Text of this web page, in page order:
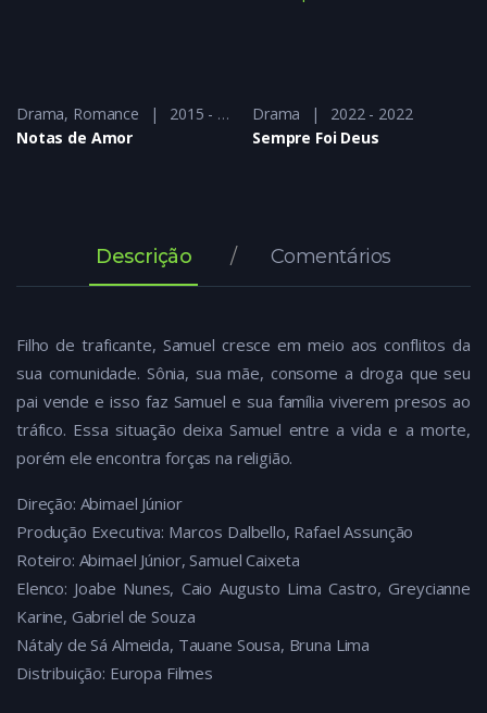
,Fantasia Sombria,Ficção Científica Ficção Científica
Drama, Romance
2015 - 2015
Notas de Amor
Drama
2022 - 2022
Sempre Foi Deus
Descrição Comentários
Filho de traficante, Samuel cresce em meio aos conflitos da
sua comunidade. Sônia, sua mãe, consome a droga que seu
pai vende e isso faz Samuel e sua família viverem presos ao
tráfico. Essa situação deixa Samuel entre a vida e a morte,
porém ele encontra forças na religião.
Direção: Abimael Júnior
Produção Executiva: Marcos Dalbello, Rafael Assunção
Roteiro: Abimael Júnior, Samuel Caixeta
Elenco: Joabe Nunes, Caio Augusto Lima Castro, Greycianne
Karine, Gabriel de Souza
Nátaly de Sá Almeida, Tauane Sousa, Bruna Lima
Distribuição: Europa Filmes